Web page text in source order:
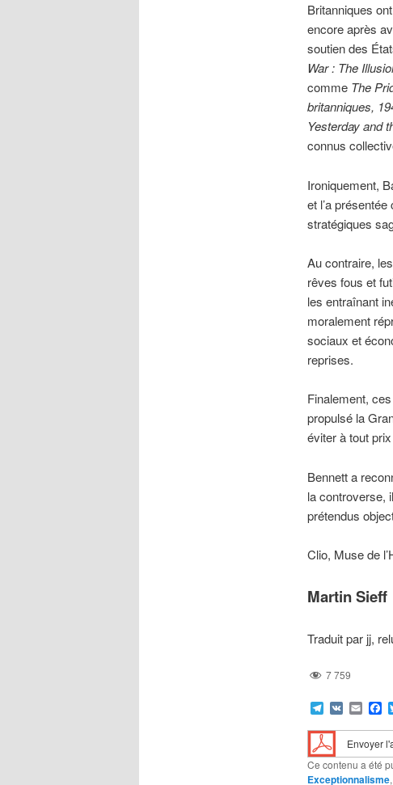
Britanniques
encore après
soutien des
War : The
comme The
britanniques,
Yesterday and
connus
Ironiquement,
et l’a
stratégiques
Au contraire,
rêves fous et
les entraînant
moralement
sociaux et
reprises.
Finalement,
propulsé la
éviter à tout
Bennett a
la controverse,
prétendus
Clio, Muse de
Martin Sieff
Traduit par jj,
7 759
Telegram
VK
Envoyer
Ce contenu a été
Exceptionnalisme,